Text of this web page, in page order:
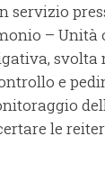
servizio
– Unità
e
le